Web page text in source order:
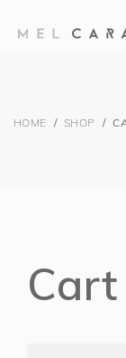
HOME / SHOP /
Cart